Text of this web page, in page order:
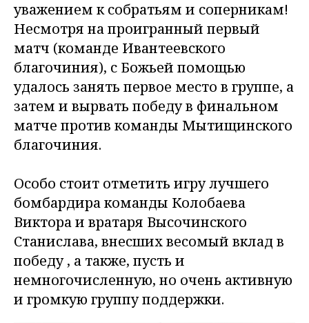
уважением к собратьям и соперникам!
Несмотря на проигранный первый
матч (команде Ивантеевского
благочиния), с Божьей помощью
удалось занять первое место в группе, а
затем и вырвать победу в финальном
матче против команды Мытищинского
благочиния.
Особо стоит отметить игру лучшего
бомбардира команды Колобаева
Виктора и вратаря Высочинского
Станислава, внесших весомый вклад в
победу , а также, пусть и
немногочисленную, но очень активную
и громкую группу поддержки.